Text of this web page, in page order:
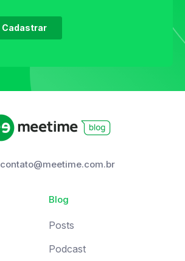
contato@meetime.com.br
Blog
Posts
Podcast